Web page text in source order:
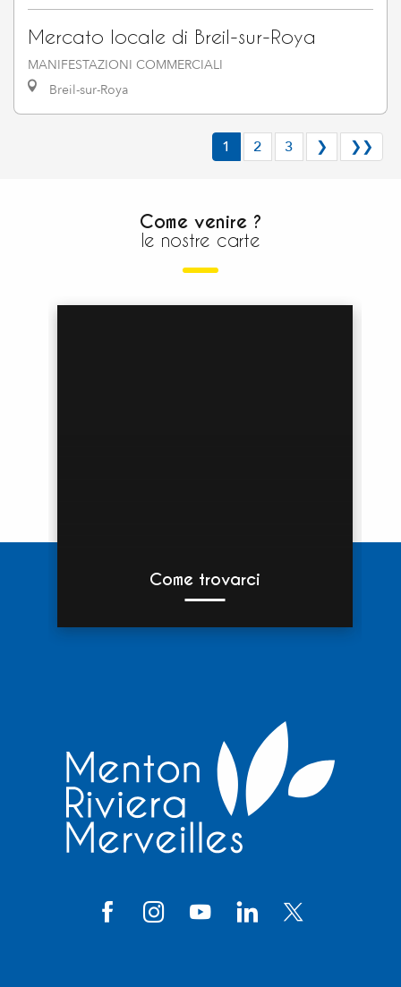
Mercato locale di Breil-sur-Roya
MANIFESTAZIONI COMMERCIALI
Breil-sur-Roya
1 2 3 ❯ ❯❯
Come venire ?
le nostre carte
Come trovarci